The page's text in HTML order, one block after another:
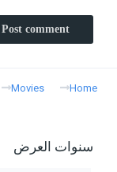
Home
Movies
سنوات العرض